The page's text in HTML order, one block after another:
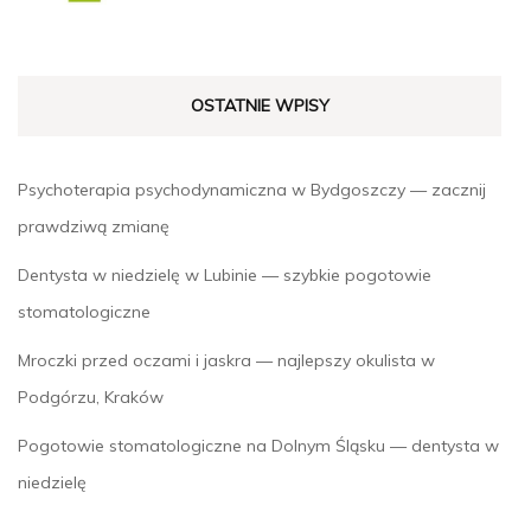
OSTATNIE WPISY
Psychoterapia psychodynamiczna w Bydgoszczy — zacznij
prawdziwą zmianę
Dentysta w niedzielę w Lubinie — szybkie pogotowie
stomatologiczne
Mroczki przed oczami i jaskra — najlepszy okulista w
Podgórzu, Kraków
Pogotowie stomatologiczne na Dolnym Śląsku — dentysta w
niedzielę